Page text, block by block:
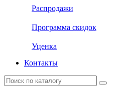
Распродажи
Программа скидок
Уценка
Контакты